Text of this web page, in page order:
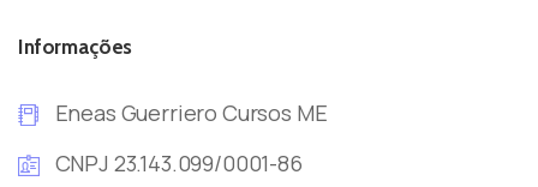
Informações
Eneas Guerriero Cursos ME
CNPJ 23.143.099/0001-86